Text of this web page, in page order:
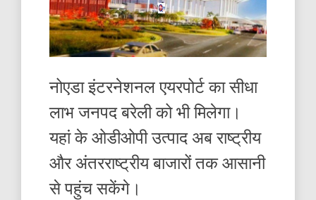
नोएडा इंटरनेशनल एयरपोर्ट का सीधा
लाभ जनपद बरेली को भी मिलेगा।
यहां के ओडीओपी उत्पाद अब राष्ट्रीय
और अंतरराष्ट्रीय बाजारों तक आसानी
से पहुंच सकेंगे।